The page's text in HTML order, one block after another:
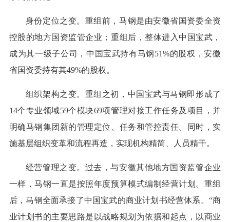
身份定位之变。重组前，马钢是由安徽省国资委全资
控股的地方国资监管企业；重组后，整体进入中国宝武，
成为其一级子公司，中国宝武持有马钢51%的股权，安徽
省国资委持有其49%的股权。
组织架构之变。重组之初，中国宝武与马钢即形成了
14个专业领域59个模块69项管理对接工作任务及项目，并
明确马钢集团新的管理定位、任务和管控责任。同时，实
施基层组织变革和流程再造，实现机构精简、人员精干。
经营管理之变。过去，与安徽其他地方国资监管企业
一样，马钢一直是按照年度预算模式编制经营计划。重组
后，马钢全面承接了中国宝武的商业计划书经营体系。“商
业计划书的主要思路是以战略规划为依据和起点，以商业